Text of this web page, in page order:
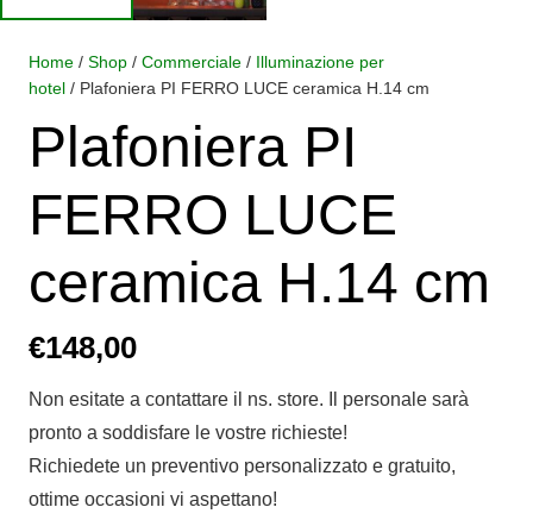
Home / Shop / Commerciale / Illuminazione per
hotel / Plafoniera PI FERRO LUCE ceramica H.14 cm
Plafoniera PI
FERRO LUCE
ceramica H.14 cm
€148,00
Non esitate a contattare il ns. store. Il personale sarà
pronto a soddisfare le vostre richieste!
Richiedete un preventivo personalizzato e gratuito,
ottime occasioni vi aspettano!